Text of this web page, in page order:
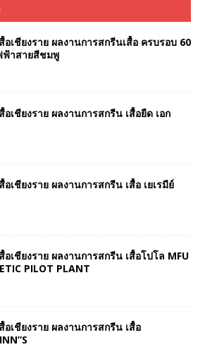
อเชียงราย ผลงานการสกรีนเสื้อ ครบรอบ 60
ฟ้าสายสีชมพู
อเชียงราย ผลงานการสกรีน เสื้อยืด เอก
อเชียงราย ผลงานการสกรีน เสื้อ เยเรมีย์
อเชียงราย ผลงานการสกรีน เสื้อโปโล MFU
PILOT PLANT
อเชียงราย ผลงานการสกรีน เสื้อ